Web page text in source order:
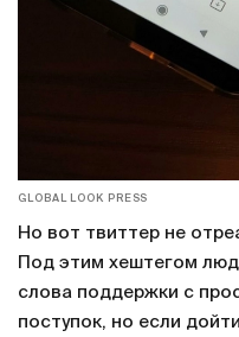
GLOBAL LOOK PRESS
Но вот твиттер не
Под этим хештегом
слова поддержки с
поступок, но если